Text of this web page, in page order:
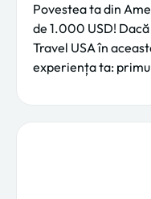
Povestea ta din
de 1.000 USD!
Travel USA în
experiența ta: